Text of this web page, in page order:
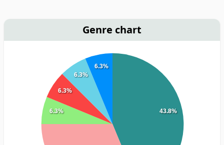
Genre chart
43.8%
6.3%
6.3%
6.3%
6.3%